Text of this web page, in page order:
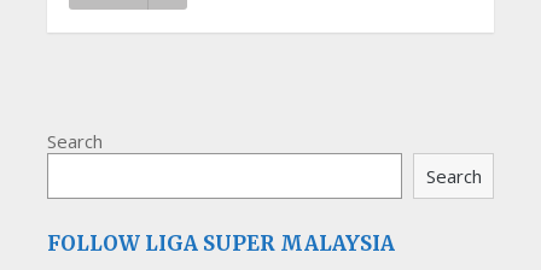
Search
Search
FOLLOW LIGA SUPER MALAYSIA